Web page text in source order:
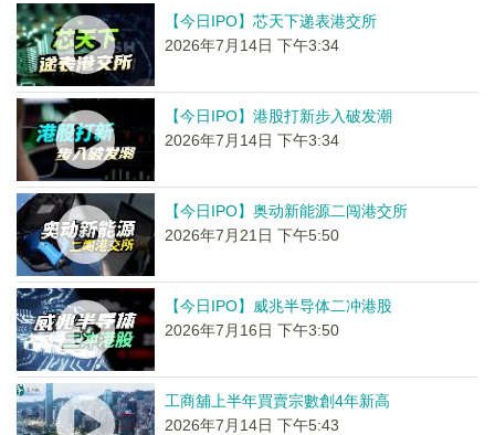
【今日IPO】芯天下递表港交所
2026年7月14日 下午3:34
【今日IPO】港股打新步入破发潮
2026年7月14日 下午3:34
【今日IPO】奥动新能源二闯港交所
2026年7月21日 下午5:50
【今日IPO】威兆半导体二冲港股
2026年7月16日 下午3:50
工商舖上半年買賣宗數創4年新高
2026年7月14日 下午5:43